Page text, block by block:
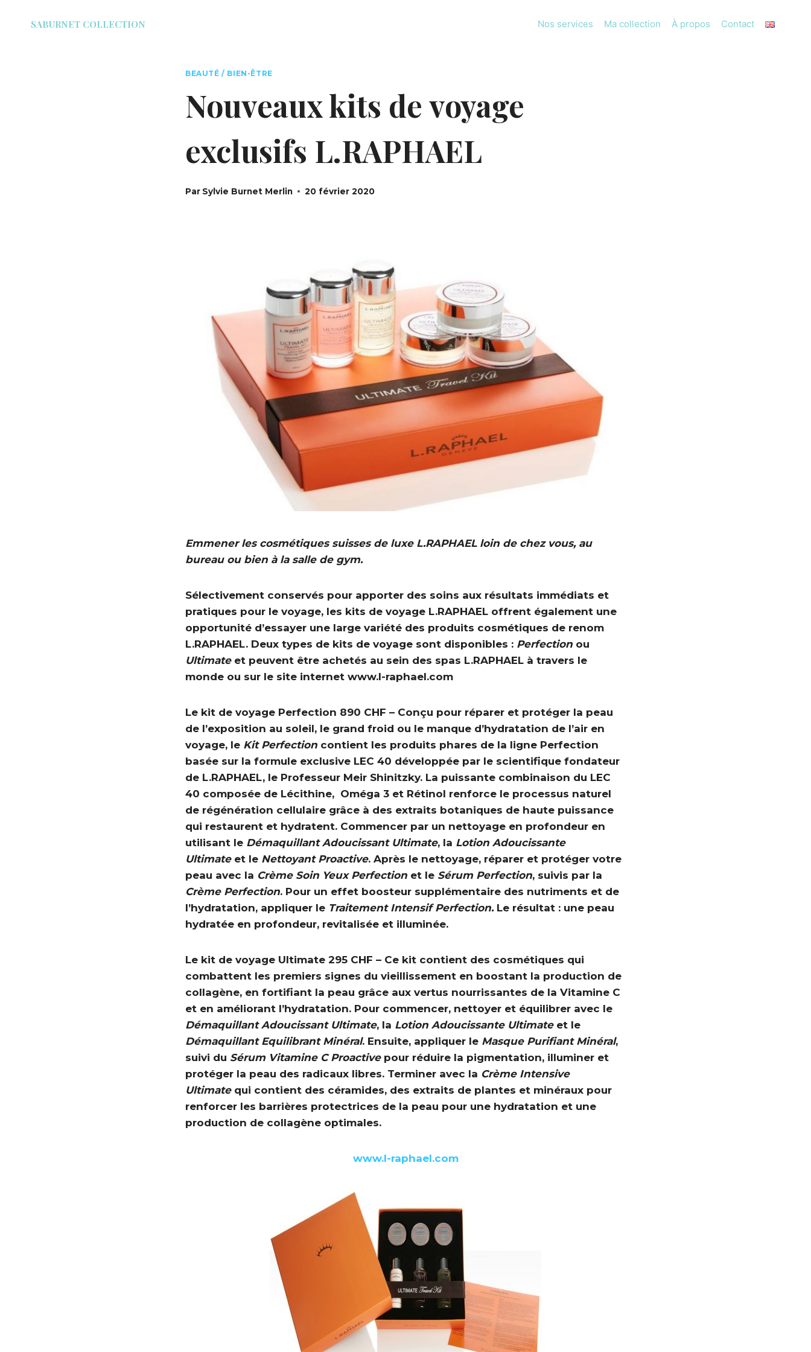
SABURNET COLLECTION Nos services Ma collection À propos Contact
BEAUTÉ / BIEN-ÊTRE
Nouveaux kits de voyage
exclusifs L.RAPHAEL
Par Sylvie Burnet Merlin 20 février 2020
Emmener les cosmétiques suisses de luxe L.RAPHAEL loin de chez vous, au
bureau ou bien à la salle de gym.
Sélectivement conservés pour apporter des soins aux résultats immédiats et
pratiques pour le voyage, les kits de voyage L.RAPHAEL offrent également une
opportunité d’essayer une large variété des produits cosmétiques de renom
L.RAPHAEL. Deux types de kits de voyage sont disponibles : Perfection ou
Ultimateet peuvent être achetés au sein des spas L.RAPHAEL à travers le
monde ou sur le site internet www.l-raphael.com
Le kit de voyage Perfection 890 CHF – Conçu pour réparer et protéger la peau
de l’exposition au soleil, le grand froid ou le manque d’hydratation de l’air en
voyage, le Kit Perfection contient les produits phares de la ligne Perfection
basée sur la formule exclusive LEC 40 développée par le scientifique fondateur
de L.RAPHAEL, le Professeur Meir Shinitzky. La puissante combinaison du LEC
40 composée de Lécithine, Oméga 3 et Rétinol renforce le processus naturel
de régénération cellulaire grâce à des extraits botaniques de haute puissance
qui restaurent et hydratent. Commencer par un nettoyage en profondeur en
utilisant le Démaquillant Adoucissant Ultimate, la Lotion Adoucissante
Ultimateet le Nettoyant Proactive. Après le nettoyage, réparer et protéger votre
peau avec la Crème Soin Yeux Perfection et le Sérum Perfection, suivis par la
Crème Perfection. Pour un effet boosteur supplémentaire des nutriments et de
l’hydratation, appliquer le Traitement Intensif Perfection.Le résultat : une peau
hydratée en profondeur, revitalisée et illuminée.
Le kit de voyage Ultimate 295 CHF – Ce kit contient des cosmétiques qui
combattent les premiers signes du vieillissement en boostant la production de
collagène, en fortifiant la peau grâce aux vertus nourrissantes de la Vitamine C
et en améliorant l’hydratation. Pour commencer, nettoyer et équilibrer avec le
Démaquillant Adoucissant Ultimate, la Lotion Adoucissante Ultimateet le
Démaquillant Equilibrant Minéral. Ensuite, appliquer le Masque Purifiant Minéral,
suivi du Sérum Vitamine C Proactive pour réduire la pigmentation, illuminer et
protéger la peau des radicaux libres. Terminer avec la Crème Intensive
Ultimatequi contient des céramides, des extraits de plantes et minéraux pour
renforcer les barrières protectrices de la peau pour une hydratation et une
production de collagène optimales.
www.l-raphael.com